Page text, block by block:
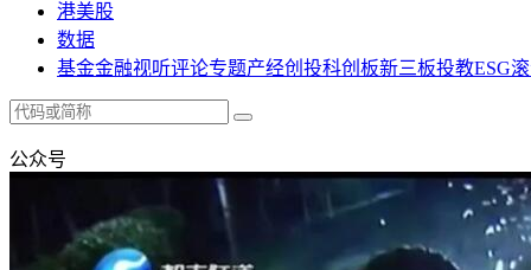
港美股
数据
基金金融视听评论专题产经创投科创板新三板投教ESG
公众号